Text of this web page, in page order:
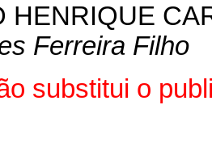
HENRIQUE
Ferreira Filho
substitui o